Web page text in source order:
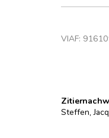
VIAF:
Steffen,